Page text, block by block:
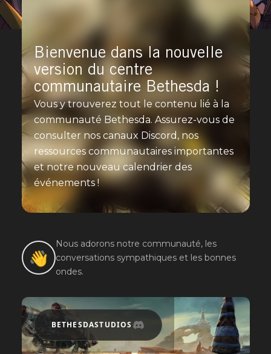
Bienvenue dans la nouvelle
version du centre
communautaire Bethesda !
Vous y trouverez tout le contenu lié à la
communauté Bethesda. Assurez-vous de
consulter nos canaux Discord, nos
ressources communautaires importantes
et notre nouveau calendrier des
événements !
👋
Nous adorons notre communauté, les
conversations sympathiques et les bonnes
ondes.
BETHESDASTUDIOS